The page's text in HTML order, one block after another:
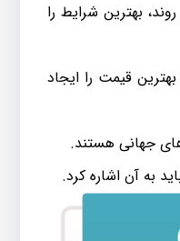
بهترین شرایط را
قیمت را ایجاد
جهانی هستند.
به آن اشاره کرد.